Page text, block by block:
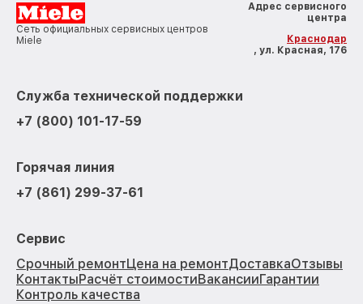
Сеть официальных сервисных центров
Miele
Адрес сервисного
центра
Краснодар
, ул. Красная, 176
Служба технической поддержки
+7 (800) 101-17-59
Горячая линия
+7 (861) 299-37-61
Сервис
Срочный ремонтЦена на ремонтДоставкаОтзывы
КонтактыРасчёт стоимостиВакансииГарантии
Контроль качества